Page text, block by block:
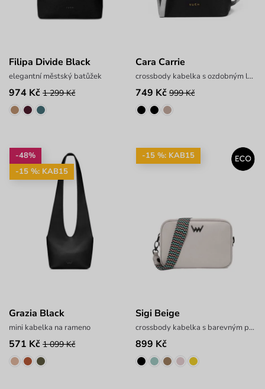
Filipa Divide Black
elegantní městský batůžek
974 Kč 1 299 Kč
Cara Carrie
crossbody kabelka s ozdobným logem
749 Kč 999 Kč
-48%
-15 %: KAB15
Grazia Black
mini kabelka na rameno
571 Kč 1 099 Kč
-15 %: KAB15
Sigi Beige
crossbody kabelka s barevným popruhem
899 Kč